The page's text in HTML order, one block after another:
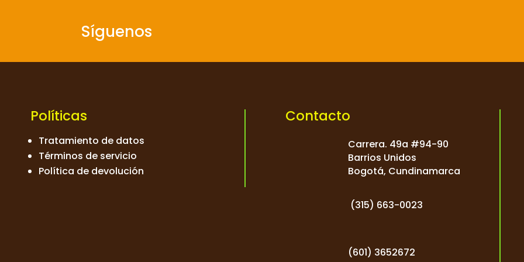
Síguenos
Políticas
Tratamiento de datos
Términos de servicio
Política de devolución
Contacto
Carrera. 49a #94-90
Barrios Unidos
Bogotá, Cundinamarca
(315) 663-0023
(601) 3652672